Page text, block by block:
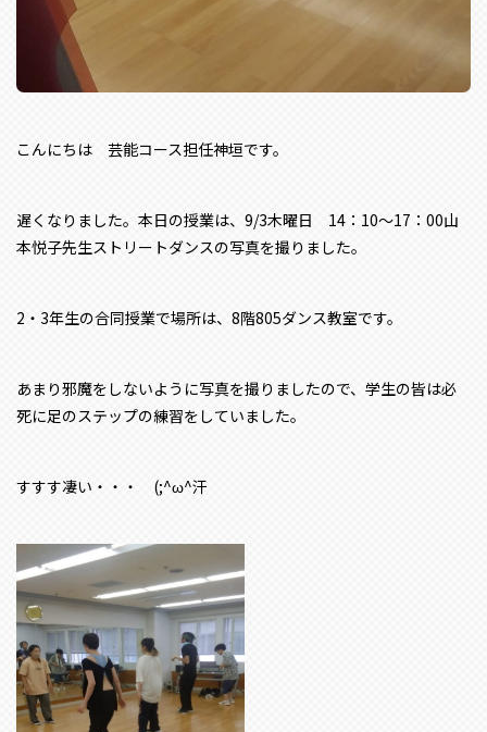
こんにちは 芸能コース担任神垣です。
遅くなりました。本日の授業は、9/3木曜日 14：10～17：00山
本悦子先生ストリートダンスの写真を撮りました。
2・3年生の合同授業で場所は、8階805ダンス教室です。
あまり邪魔をしないように写真を撮りましたので、学生の皆は必
死に足のステップの練習をしていました。
すすす凄い・・・ (;^ω^汗